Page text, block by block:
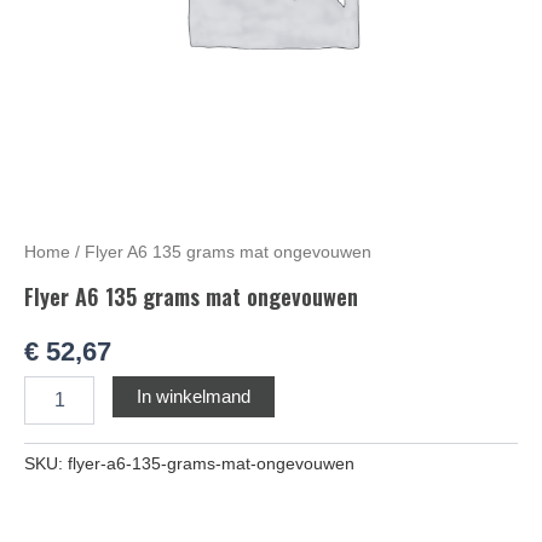
Home / Flyer A6 135 grams mat ongevouwen
Flyer A6 135 grams mat ongevouwen
€ 52,67
In winkelmand
SKU: flyer-a6-135-grams-mat-ongevouwen